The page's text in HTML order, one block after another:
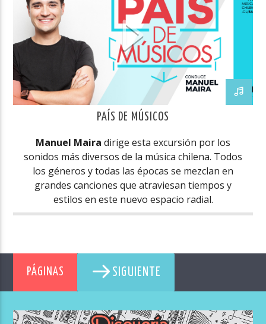
PAÍS DE MÚSICOS
Manuel Maira dirige esta excursión por los
sonidos más diversos de la música chilena. Todos
los géneros y todas las épocas se mezclan en
grandes canciones que atraviesan tiempos y
estilos en este nuevo espacio radial.
PÁGINAS SIGUIENTE